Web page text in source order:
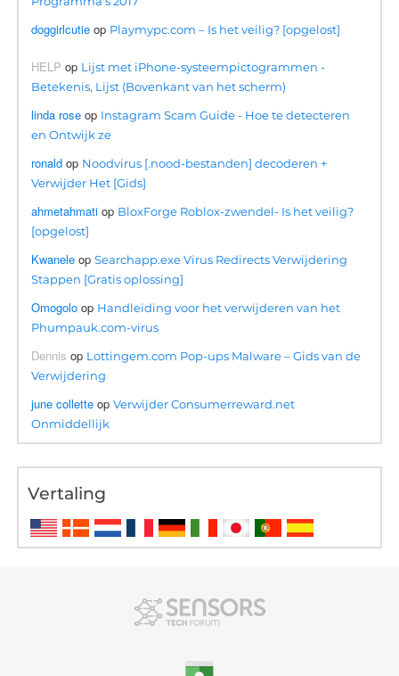
doggirlcutie op Playmypc.com – Is het veilig? [opgelost]
HELP op Lijst met iPhone-systeempictogrammen -
Betekenis, Lijst (Bovenkant van het scherm)
linda rose op Instagram Scam Guide - Hoe te detecteren
en Ontwijk ze
ronald op Noodvirus [.nood-bestanden] decoderen +
Verwijder Het [Gids]
ahmetahmati op BloxForge Roblox-zwendel- Is het veilig?
[opgelost]
Kwanele opSearchapp.exe Virus Redirects Verwijdering
Stappen [Gratis oplossing]
Omogolo op Handleiding voor het verwijderen van het
Phumpauk.com-virus
Dennis op Lottingem.com Pop-ups Malware – Gids van de
Verwijdering
june collette opVerwijder Consumerreward.net
Onmiddellijk
Vertaling